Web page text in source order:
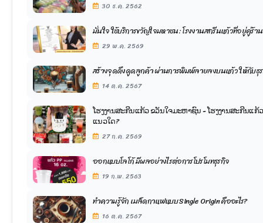
30 ธ.ค. 2562
มั่นใจ ใช้บริการขวัญใจมหาชน: โรงงานสกรีนแก้วที่อยู่คู่ร้
29 พ.ค. 2569
สร้างจุดดึงดูดลูกค้า ผ่านการพิมพ์ลายลงบนแก้ว ให้กับธุร
14 ต.ค. 2567
ໂຮງງານສະກີນແກ້ວ ຂວັນໃຈມະຫາຊົນ - ໂຮງງານສະກີນແກ້ວລາຄາໂຮງງານ ສົ່ງຕົງເຖິ
ແນວໃດ?
27 ก.ค. 2569
ออกแบบโลโก้ มีผลอย่างไรต่อการโปรโมทธุรกิจ
19 ก.พ. 2563
ทำความรู้จัก เมล็ดกาแฟแบบ Single Origin คืออะไร?
16 ต.ค. 2567